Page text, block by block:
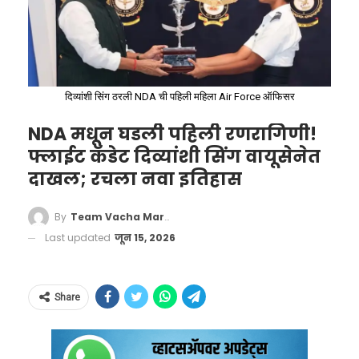
हेही वाचा –
होणार नवे मुख्यमंत्री; काँग्रेस हायकमांडचा मोठा निर्णय
परीक्षा रद्द
शिक्षण मंत्रालयाच्या उच्च शिक्षण विभागाने १२ मे रोजी
Govt Tightens Cough Syrup
Rules, Prescription Needed for
More
दिव्यांशी सिंग ठरली NDA ची पहिली महिला Air Force ऑफिसर
NDA मधून घडली पहिली रणरागिणी!
फ्लाईट कॅडेट दिव्यांशी सिंग वायूसेनेत
दाखल; रचला नवा इतिहास
By Team Vacha Marathi
Last updated जून 15, 2026
Share